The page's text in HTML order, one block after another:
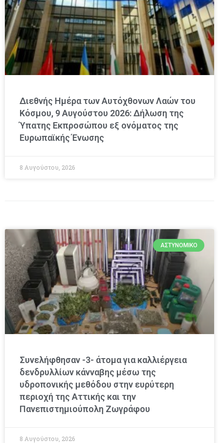
Διεθνής Ημέρα των Αυτόχθονων Λαών του
Κόσμου, 9 Αυγούστου 2026: Δήλωση της
Ύπατης Εκπροσώπου εξ ονόματος της
Ευρωπαϊκής Ένωσης
8 Αυγούστου, 2026
ΑΣΤΥΝΟΜΙΚΌ
Συνελήφθησαν -3- άτομα για καλλιέργεια
δενδρυλλίων κάνναβης μέσω της
υδροπονικής μεθόδου στην ευρύτερη
περιοχή της Αττικής και την
Πανεπιστημιούπολη Ζωγράφου
8 Αυγούστου, 2026